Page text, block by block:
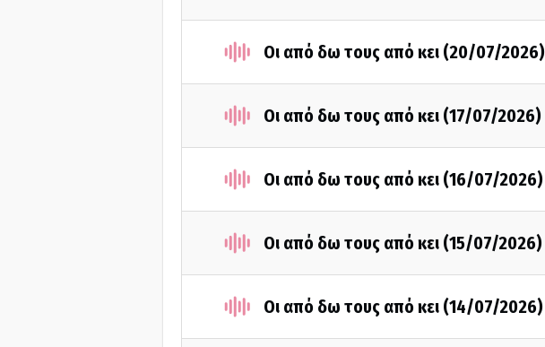
Οι από δω τους από κει (20/07/2026)
Οι από δω τους από κει (17/07/2026)
Οι από δω τους από κει (16/07/2026)
Οι από δω τους από κει (15/07/2026)
Οι από δω τους από κει (14/07/2026)